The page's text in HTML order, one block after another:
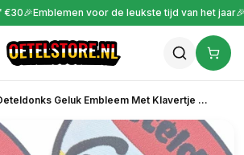
voor de leukste tijd van het jaar🎉Voor
Oeteldonks Geluk Embleem Met Klavertje Vier Hanger